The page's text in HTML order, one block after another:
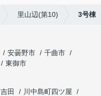
里山辺(第10) 3号棟
安曇野市
千曲市
東御市
吉田
川中島町四ツ屋